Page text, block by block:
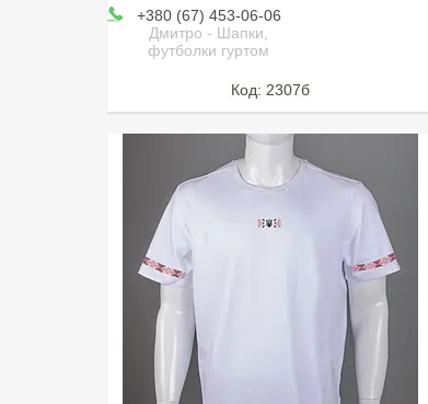
+380 (67) 453-06-06
Дмитро - Шапки,
футболки гуртом
2307б